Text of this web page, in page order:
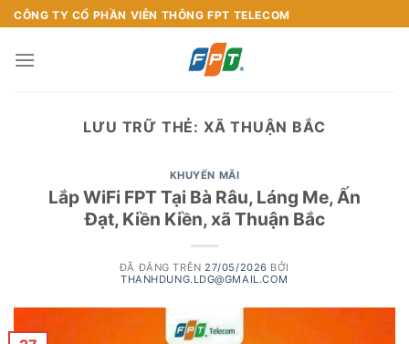
Chuyển
đến
nội
CÔNG TY CỔ PHẦN VIỄN THÔNG FPT TELECOM
LƯU TRỮ THẺ: XÃ THUẬN BẮC
KHUYẾN MÃI
Lắp WiFi FPT Tại Bà Râu, Láng Me, Ấn
Đạt, Kiền Kiền, xã Thuận Bắc
ĐÃ ĐĂNG TRÊN 27/05/2026 BỞI
THANHDUNG.LDG@GMAIL.COM